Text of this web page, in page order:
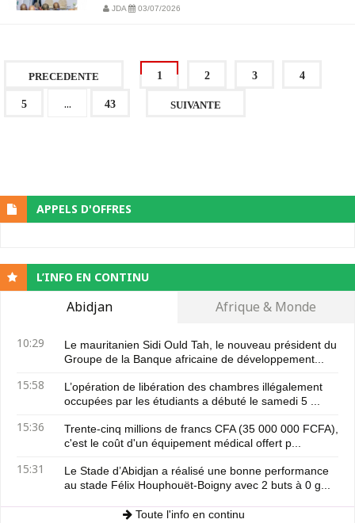
JDA 03/07/2026
PRECEDENTE 1 2 3 4
5 ... 43 SUIVANTE
APPELS D'OFFRES
L’INFO EN CONTINU
Abidjan Afrique & Monde
10:29
Le mauritanien Sidi Ould Tah, le nouveau président du
Groupe de la Banque africaine de développement...
15:58
L’opération de libération des chambres illégalement
occupées par les étudiants a débuté le samedi 5 ...
15:36
Trente-cinq millions de francs CFA (35 000 000 FCFA),
c'est le coût d'un équipement médical offert p...
15:31
Le Stade d’Abidjan a réalisé une bonne performance
au stade Félix Houphouët-Boigny avec 2 buts à 0 g...
Toute l'info en continu